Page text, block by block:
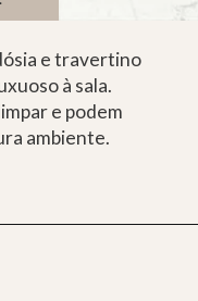
e travertino
à sala.
e podem
ambiente.